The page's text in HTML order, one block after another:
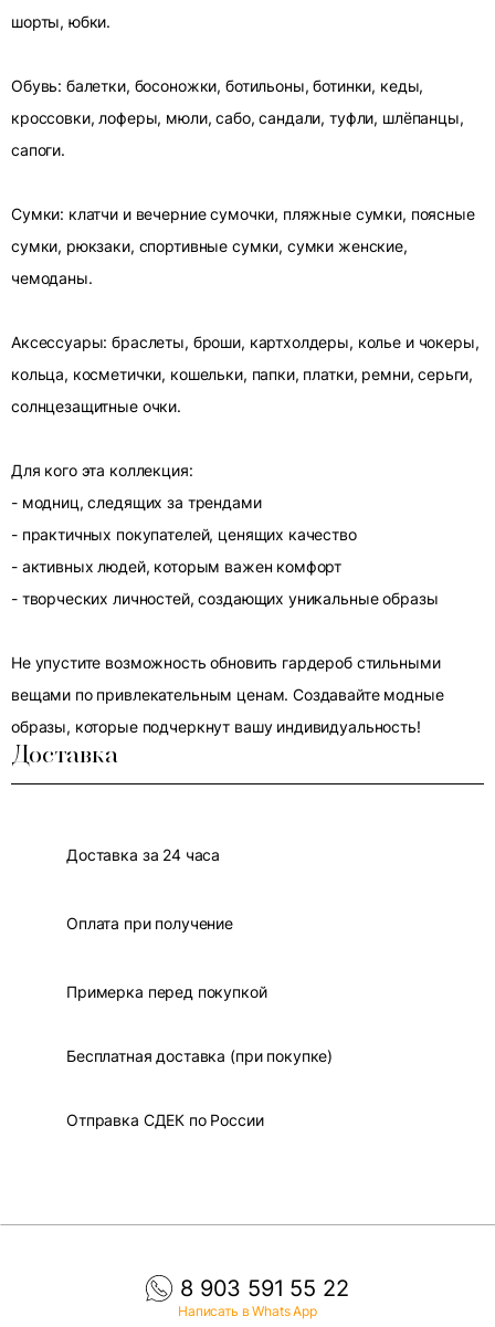
шорты, юбки.
Обувь: балетки, босоножки, ботильоны, ботинки, кеды,
кроссовки, лоферы, мюли, сабо, сандали, туфли, шлёпанцы,
сапоги.
Сумки: клатчи и вечерние сумочки, пляжные сумки, поясные
сумки, рюкзаки, спортивные сумки, сумки женские,
чемоданы.
Аксессуары: браслеты, броши, картхолдеры, колье и чокеры,
кольца, косметички, кошельки, папки, платки, ремни, серьги,
солнцезащитные очки.
Для кого эта коллекция:
- модниц, следящих за трендами
- практичных покупателей, ценящих качество
- активных людей, которым важен комфорт
- творческих личностей, создающих уникальные образы
Не упустите возможность обновить гардероб стильными
вещами по привлекательным ценам. Создавайте модные
образы, которые подчеркнут вашу индивидуальность!
Доставка
Доставка за 24 часа
Оплата при получение
Примерка перед покупкой
Бесплатная доставка (при покупке)
Отправка СДЕК по России
8 903 591 55 22
Написать в Whats App